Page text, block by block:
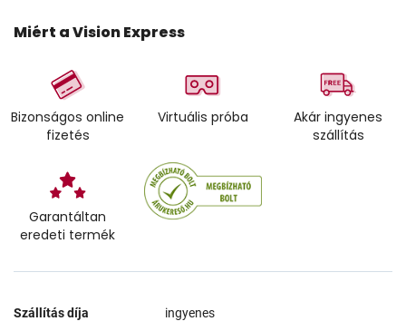
Miért a Vision Express
Bizonságos online
fizetés
Virtuális próba
Akár ingyenes
szállítás
Garantáltan
eredeti termék
Szállítás díja ingyenes